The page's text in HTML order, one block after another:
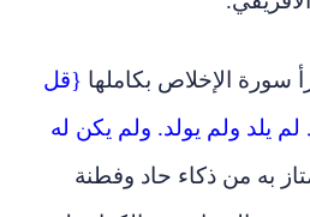
سورة الإخلاص بكاملها {قل
لم يلد ولم يولد. ولم يكن له
به من ذكاء حاد وفطنة